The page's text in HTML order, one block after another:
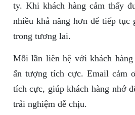
ty. Khi khách hàng cảm thấy
nhiều khả năng hơn để tiếp
trong tương lai.
Mỗi lần liên hệ với khách
ấn tượng tích cực. Email cảm
tích cực, giúp khách hàng nhớ
trải nghiệm dễ chịu.